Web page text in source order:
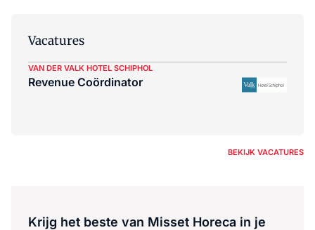
Vacatures
VAN DER VALK HOTEL SCHIPHOL
Revenue Coördinator
BEKIJK VACATURES
Krijg het beste van Misset Horeca in je